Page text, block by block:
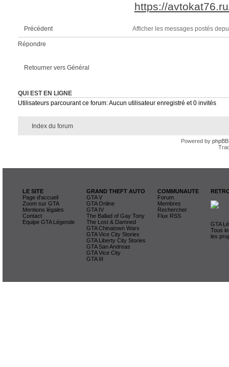
https://
Précédent Afficher les messages postés
Répondre
Retourner vers Général
QUI EST EN LIGNE
Utilisateurs parcourant ce forum: Aucun utilisateur enregistré et 0 invités
Index du forum
Powered by phpBB
LE SITE
Page d'accueil
Zoom sur GTA
Mentions légales
Contact
Equipe GTA Légende
GRAND THEFT AUTO
GTA V
GTA Online
GTA IV
The Ballad of Gay Tony
The Lost & Damned
GTA Chinatown Wars
GTA Vice City Stories
GTA Liberty City Stories
GTA San Andreas
GTA Vice City
GTA III
COMMUNAUTE
Forum
Membres
Rechercher
Flux RSS
GTA
Tous
les